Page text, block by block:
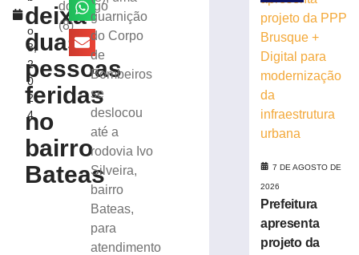
r
o
8,
2
0
2
4
deixa
duas
pessoas
feridas
no
bairro
Bateas
domingo
(8)
guarnição
do Corpo
de
Bombeiros
se
deslocou
até a
rodovia Ivo
Silveira,
bairro
Bateas,
para
atendimento
tráfico
drogas
Brusque
7 DE AGOSTO DE
2026
Prefeitura
apresenta
projeto da